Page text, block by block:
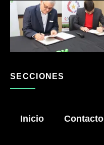
SECCIONES
Inicio Contacto